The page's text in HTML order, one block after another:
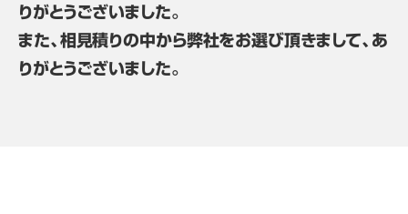
りがとうございました。
また、相見積りの中から弊社をお選び頂きまして、あ
りがとうございました。